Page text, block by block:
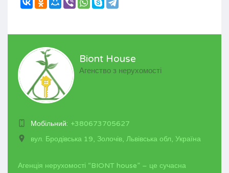
Biont House
Агенство з нерухомості
Мобільний: +380673705627
вул. Бродівська 19, Золочів, Львівська обл, Україна
Агенція нерухомості “BIONT house” – це сучасна